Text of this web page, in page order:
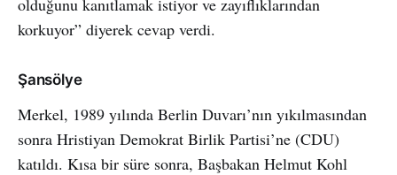
korkuyor” diyerek cevap verdi.
Şansölye
Merkel, 1989 yılında Berlin Duvarı’nın yıkılmasından
sonra Hristiyan Demokrat Birlik Partisi’ne (CDU)
katıldı. Kısa bir süre sonra, Başbakan Helmut Kohl